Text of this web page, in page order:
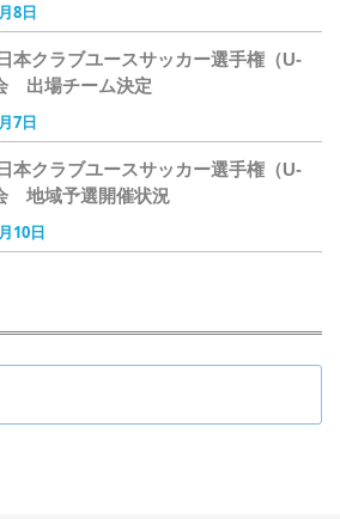
8日
本クラブユースサッカー選手権（U-
出場チーム決定
7日
本クラブユースサッカー選手権（U-
地域予選開催状況
10日